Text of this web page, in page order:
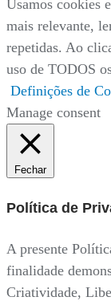
Usamos cookies
mais relevante,
repetidas. Ao
uso de TODOS
Definições de
Manage consent
Fechar
Política de
A presente
finalidade
Criatividade,